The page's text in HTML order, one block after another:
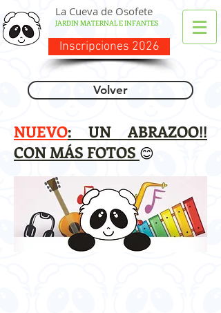
La Cueva de Osofete
JARDIN MATERNAL E INFANTES
Inscripciones 2026
Volver
NUEVO: UN ABRAZOO!!
CON MÁS FOTOS 😊